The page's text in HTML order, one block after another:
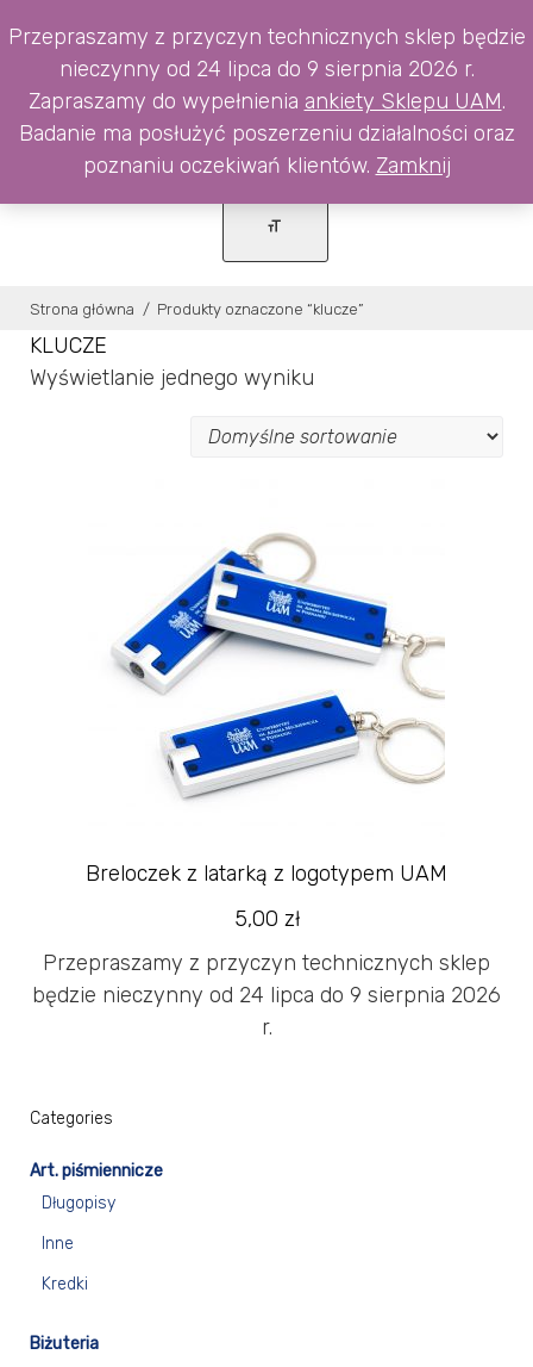
to
content
0
Strona główna / Produkty oznaczone “klucze”
KLUCZE
Wyświetlanie jednego wyniku
Breloczek z latarką z logotypem UAM
5,00 zł
Przepraszamy z przyczyn technicznych sklep
będzie nieczynny od 24 lipca do 9 sierpnia 2026
r.
Categories
Art. piśmiennicze
Długopisy
Inne
Kredki
Biżuteria
Przepraszamy z przyczyn technicznych sklep będzie
nieczynny od 24 lipca do 9 sierpnia 2026 r.
Zapraszamy do wypełnienia ankiety Sklepu UAM.
Badanie ma posłużyć poszerzeniu działalności oraz
poznaniu oczekiwań klientów. Zamknij